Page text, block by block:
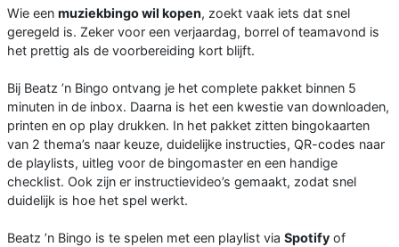
Wie een muziekbingo wil kopen, zoekt vaak iets dat snel
geregeld is. Zeker voor een verjaardag, borrel of teamavond is
het prettig als de voorbereiding kort blijft.
Bij Beatz ’n Bingo ontvang je het complete pakket binnen 5
minuten in de inbox. Daarna is het een kwestie van downloaden,
printen en op play drukken. In het pakket zitten bingokaarten
van 2 thema’s naar keuze, duidelijke instructies, QR-codes naar
de playlists, uitleg voor de bingomaster en een handige
checklist. Ook zijn er instructievideo’s gemaakt, zodat snel
duidelijk is hoe het spel werkt.
Beatz ’n Bingo is te spelen met een playlist via Spotify of